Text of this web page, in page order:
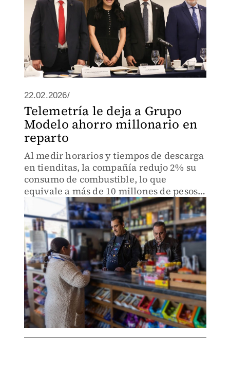
22.02.2026/
Telemetría le deja a Grupo
Modelo ahorro millonario en
reparto
Al medir horarios y tiempos de descarga
en tienditas, la compañía redujo 2% su
consumo de combustible, lo que
equivale a más de 10 millones de pesos
anuales en su flota de última milla.